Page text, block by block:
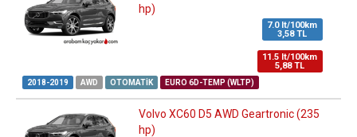
hp)
7.0 lt/100km
3,58 TL
11.5 lt/100km
5,88 TL
2018-2019 AWD OTOMATIK EURO 6D-TEMP (WLTP)
Volvo XC60 D5 AWD Geartronic (235
hp)